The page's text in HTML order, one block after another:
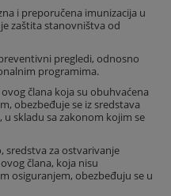
i preporučena imunizacija u
zaštita stanovništva od
pregledi, odnosno
programima.
člana koja su obuhvaćena
obezbeđuje se iz sredstava
skladu sa zakonom kojim se
sredstva za ostvarivanje
člana, koja nisu
osiguranjem, obezbeđuju se u